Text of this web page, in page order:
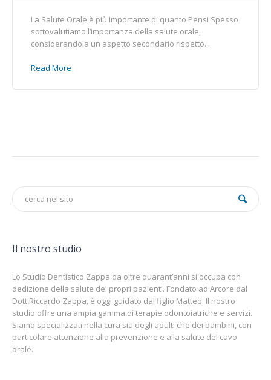
La Salute Orale è più Importante di quanto Pensi Spesso
sottovalutiamo l’importanza della salute orale,
considerandola un aspetto secondario rispetto...
Read More
Il nostro studio
Lo Studio Dentistico Zappa da oltre quarant’anni si occupa con
dedizione della salute dei propri pazienti. Fondato ad Arcore dal
Dott.Riccardo Zappa, è oggi guidato dal figlio Matteo. Il nostro
studio offre una ampia gamma di terapie odontoiatriche e servizi.
Siamo specializzati nella cura sia degli adulti che dei bambini, con
particolare attenzione alla prevenzione e alla salute del cavo
orale.